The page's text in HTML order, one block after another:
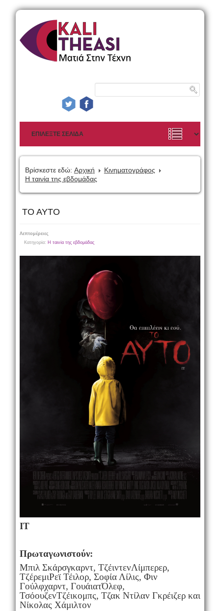
Βρίσκεστε εδώ: Αρχική
Κινηματογράφος
Η ταινία της εβδομάδας
TO AYTO
Λεπτομέρειες
Κατηγορία: Η ταινία της εβδομάδας
IT
Πρωταγωνιστούν:
Μπιλ Σκάρσγκαρντ, ΤζέιντενΛίμπερερ,
ΤζέρεμιΡεϊ Τέιλορ, Σοφία Λίλις, Φιν
Γούλφχαρντ, ΓουάιατΌλεφ,
ΤσόουζενΤζέικομπς, Τζακ Ντίλαν Γκρέιζερ και
Νίκολας Χάμιλτον